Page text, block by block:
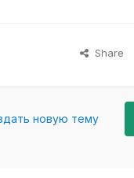
Share
новую тему